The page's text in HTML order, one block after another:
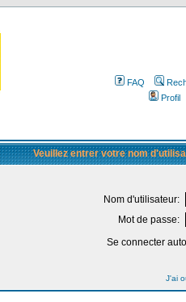
FAQ
Profil
Veuillez entrer votre nom
Nom d'utilisateur:
Mot de passe:
Se connecter
J'ai